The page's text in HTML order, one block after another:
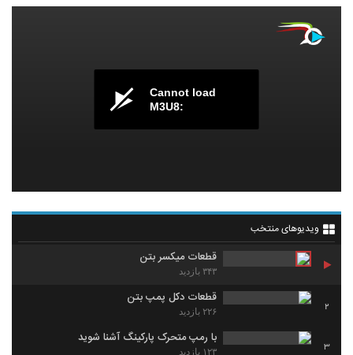
Cannot load
M3U8:
ویدیوهای منتخب
قطعات میکسر بتن
۳۴۳ بازدید
2
قطعات دکل پمپ بتن
۲۲۶ بازدید
3
با رمپ متحرک پارکینگ آشنا شوید
۱۲۳ بازدید